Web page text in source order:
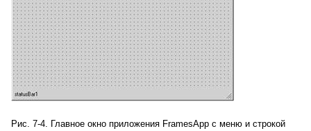
Рис. 7-4. Главное окно приложения FramesApp с меню и строкой